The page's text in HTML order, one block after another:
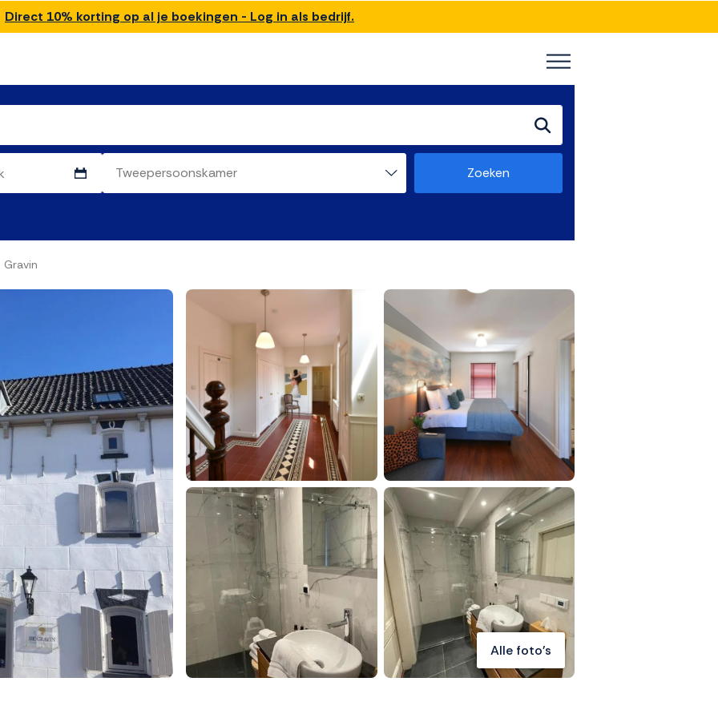
Direct 10% korting op al je boekingen - Log in als bedrijf.
Zoeken
Alle foto's